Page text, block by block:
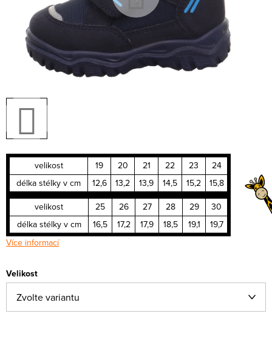
velikost 19 20 21 22 23
24
délka stélky v cm
12,6 13,2 13,9 14,5 15,2
15,8
velikost
25 26 27 28 29
30
délka stélky v cm
16,5 17,2 17,9 18,5 19,1
19,7
Více informací
Velikost